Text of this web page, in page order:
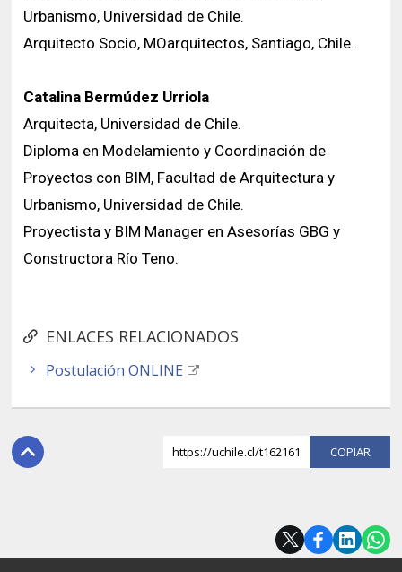
ENLACES RELACIONADOS
Postulación ONLINE
Urbanismo, Universidad de Chile.
Arquitecto Socio, MOarquitectos, Santiago, Chile..
Catalina Bermúdez Urriola
Arquitecta, Universidad de Chile.
Diploma en Modelamiento y Coordinación de
Proyectos con BIM, Facultad de Arquitectura y
Urbanismo, Universidad de Chile.
Proyectista y BIM Manager en Asesorías GBG y
Constructora Río Teno.
https://uchile.cl/t162161